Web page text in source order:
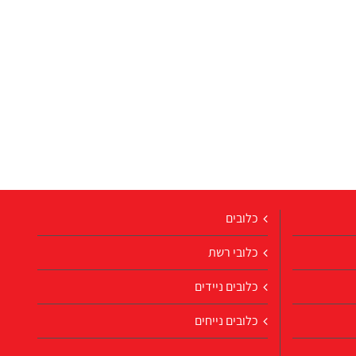
כלובים
כלובי רשת
כלובים ניידים
כלובים נייחים